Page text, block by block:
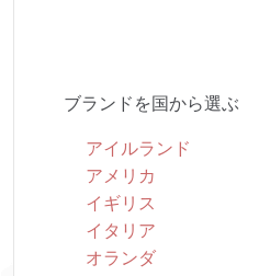
ブランドを国から選ぶ
アイルランド
アメリカ
イギリス
イタリア
オランダ